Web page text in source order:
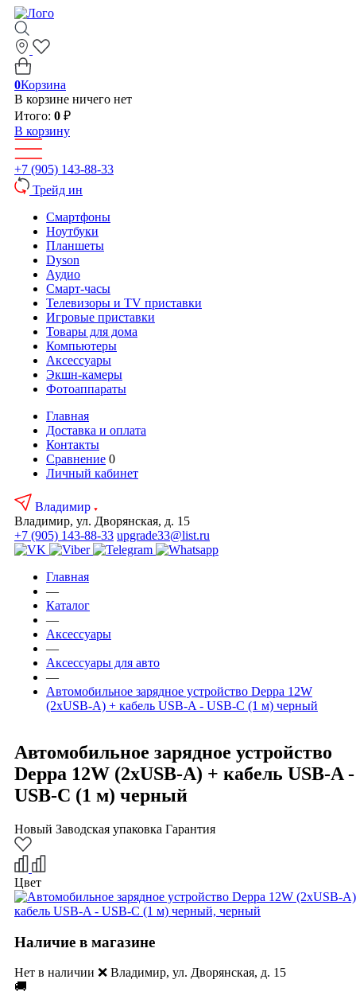
0Корзина
В корзине ничего нет
Итого: 0 ₽
В корзину
+7 (905) 143-88-33
Трейд ин
Смартфоны
Ноутбуки
Планшеты
Dyson
Аудио
Смарт-часы
Телевизоры и TV приставки
Игровые приставки
Товары для дома
Компьютеры
Аксесcуары
Экшн-камеры
Фотоаппараты
Главная
Доставка и оплата
Контакты
Сравнение 0
Личный кабинет
Владимир
Владимир, ул. Дворянская, д. 15
+7 (905) 143-88-33 upgrade33@list.ru
Главная
—
Каталог
—
Аксесcуары
—
Аксессуары для авто
—
Автомобильное зарядное устройство Deppa 12W
(2xUSB-A) + кабель USB-A - USB-C (1 м) черный
Автомобильное зарядное устройство
Deppa 12W (2xUSB-A) + кабель USB-A -
USB-C (1 м) черный
Новый Заводская упаковка Гарантия
Цвет
Наличие в магазине
Нет в наличии ❌ Владимир, ул. Дворянская, д. 15
🚚